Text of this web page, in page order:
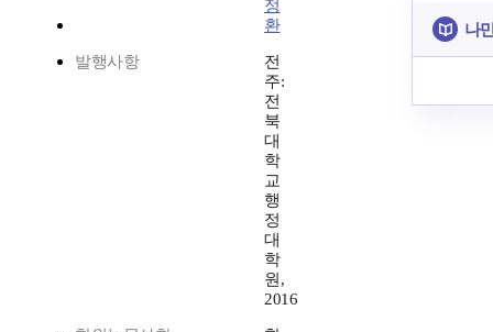
정
환
발행사항
전
주:
전
북
대
학
교
행
정
대
학
원,
2016
나